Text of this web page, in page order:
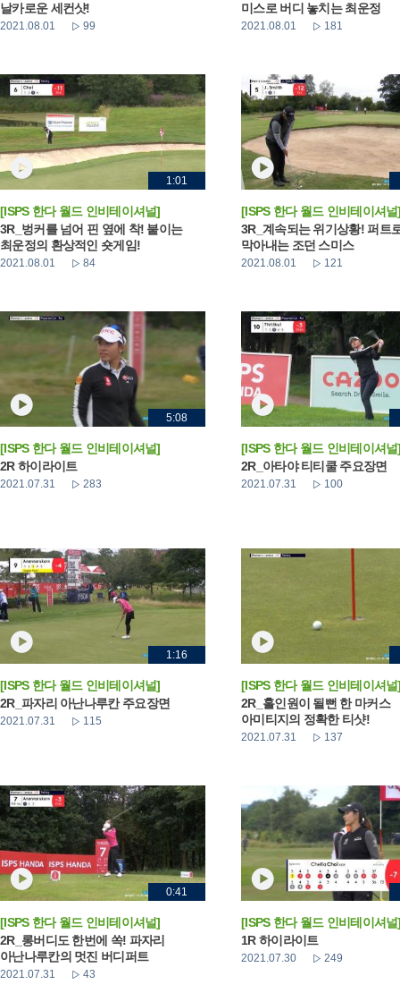
날카로운 세컨샷!
2021.08.01 99
미스로 버디 놓치는 최운정
2021.08.01 181
1:01
[ISPS 한다 월드 인비테이셔널]
3R_벙커를 넘어 핀 옆에 착! 붙이는
최운정의 환상적인 숏게임!
2021.08.01 84
[ISPS 한다 월드 인비테이셔
3R_계속되는 위기상황! 퍼트
막아내는 조던 스미스
2021.08.01 121
5:08
[ISPS 한다 월드 인비테이셔널]
2R 하이라이트
2021.07.31 283
[ISPS 한다 월드 인비테이셔
2R_아타야 티티쿨 주요장면
2021.07.31 100
1:16
[ISPS 한다 월드 인비테이셔널]
2R_파자리 아난나루칸 주요장면
2021.07.31 115
[ISPS 한다 월드 인비테이셔
2R_홀인원이 될뻔 한 마커스
아미티지의 정확한 티샷!
2021.07.31 137
0:41
[ISPS 한다 월드 인비테이셔널]
2R_롱버디도 한번에 쏙! 파자리
아난나루칸의 멋진 버디퍼트
2021.07.31 43
[ISPS 한다 월드 인비테이셔
1R 하이라이트
2021.07.30 249